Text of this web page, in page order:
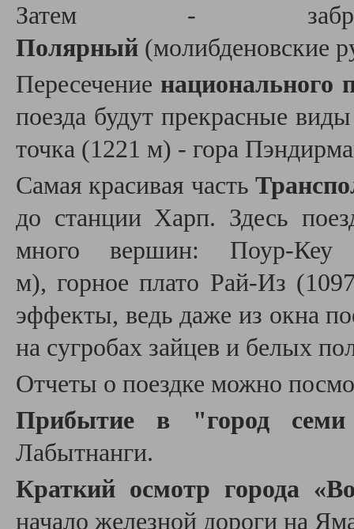
Затем -
Полярный (молибденовские
Пересечение национального
поезда будут прекрасные
точка (1221 м) - гора
Самая красивая часть
до станции Харп. Здесь
много вершин: Поур-
м), горное плато Рай-Из
эффекты, ведь даже из окна
на сугробах зайцев и белых
Отчеты о поездке можно
Прибытие в "город семи
Лабытнанги.
Краткий осмотр города
начало железной дороги на